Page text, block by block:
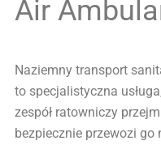
Air
Naziemny transport
to specjalistyczna
zespół ratowniczy
bezpiecznie przewozi go